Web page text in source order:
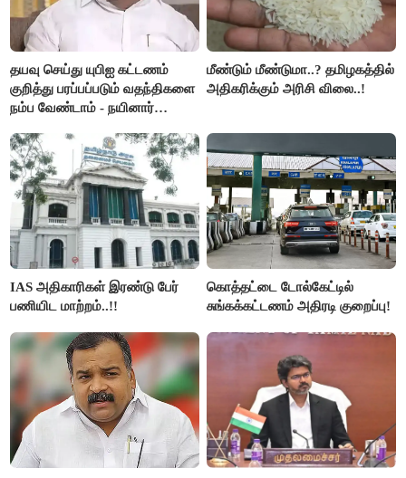
தயவு செய்து யுபிஐ கட்டணம்
குறித்து பரப்பப்படும் வதந்திகளை
நம்ப வேண்டாம் - நயினார்
மீண்டும் மீண்டுமா..? தமிழகத்தில்
அதிகரிக்கும் அரிசி விலை..!
IAS அதிகாரிகள் இரண்டு பேர்
பணியிட மாற்றம்..!!
கொத்தட்டை டோல்கேட்டில்
சுங்கக்கட்டணம் அதிரடி குறைப்பு!